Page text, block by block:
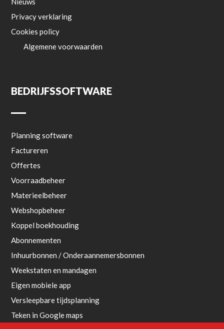
Privacy verklaring
Cookies policy
Algemene voorwaarden
BEDRIJFSSOFTWARE
Planning software
Factureren
Offertes
Voorraadbeheer
Materieelbeheer
Webshopbeheer
Koppel boekhouding
Abonnementen
Inhuurbonnen / Onderaannemersbonnen
Weekstaten en mandagen
Eigen mobiele app
Versleepbare tijdsplanning
Teken in Google maps